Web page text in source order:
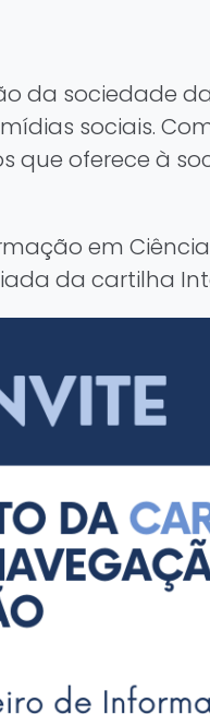
da sociedade
sociais.
que oferece à
em
da cartilha